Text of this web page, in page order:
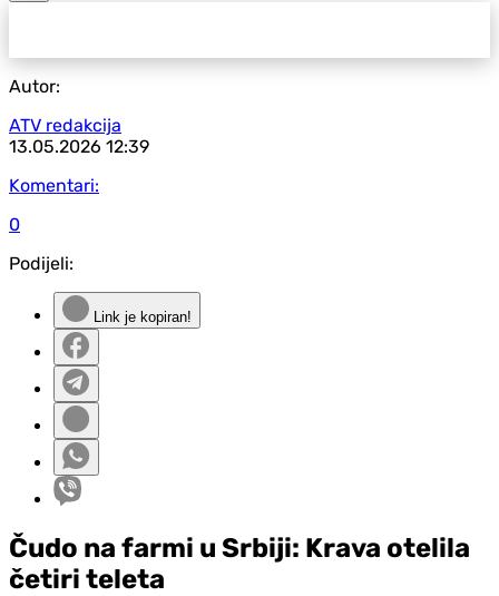
Autor:
ATV redakcija
13.05.2026 12:39
Komentari:
0
Podijeli:
Link je kopiran!
Čudo na farmi u Srbiji: Krava otelila
četiri teleta